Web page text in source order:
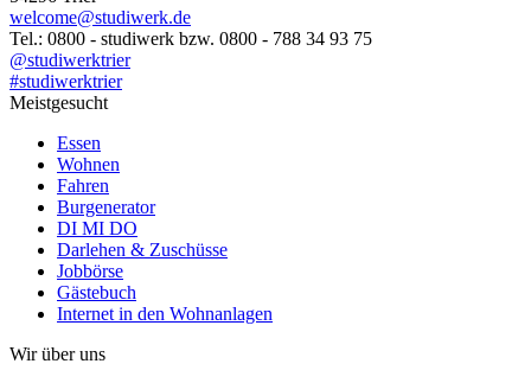
welcome@studiwerk.de
Tel.: 0800 - studiwerk bzw. 0800 - 788 34 93 75
@studiwerktrier
#studiwerktrier
Meistgesucht
Essen
Wohnen
Fahren
Burgenerator
DI MI DO
Darlehen & Zuschüsse
Jobbörse
Gästebuch
Internet in den Wohnanlagen
Wir über uns